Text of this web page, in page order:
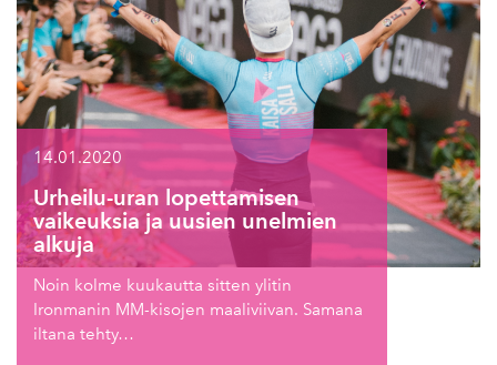
14.01.2020
Urheilu-uran lopettamisen
vaikeuksia ja uusien unelmien
alkuja
Noin kolme kuukautta sitten ylitin
Ironmanin MM-kisojen maaliviivan. Samana
iltana tehty…